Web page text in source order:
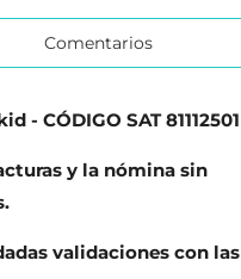
Comentarios
- CÓDIGO SAT 81112501
y la nómina sin
validaciones con las